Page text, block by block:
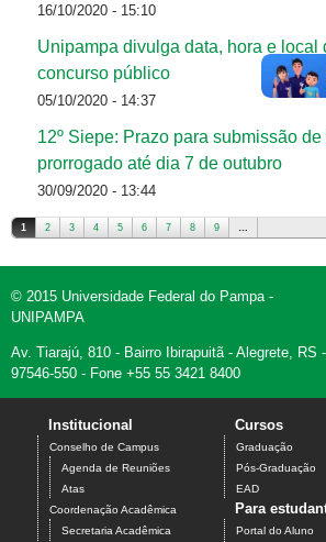
16/10/2020 - 15:10
Unipampa divulga data, hora e local
concurso público
05/10/2020 - 14:37
12º Siepe: Prazo para submissão
prorrogado até dia 7 de outubro
30/09/2020 - 13:44
1 2 3 4 5 6 7 8 9 …
© 2015 Universidade Federal do Pampa -
UNIPAMPA
Av. Tiarajú, 810 - Bairro Ibirapuitã - Alegrete, RS -
97546-550 - Fone +55 55 3421 8400
Institucional
Conselho de Campus
Agenda de Reuniões
Atas
Coordenação Acadêmica
Secretaria Acadêmica
Cursos
Graduação
Pós-Graduação
EAD
Para
Portal do Aluno